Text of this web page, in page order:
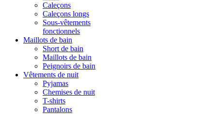
Caleçons
Caleçons longs
Sous-vêtements
fonctionnels
Maillots de bain
Short de bain
Maillots de bain
Peignoirs de bain
Vêtements de nuit
Pyjamas
Chemises de nuit
T-shirts
Pantalons